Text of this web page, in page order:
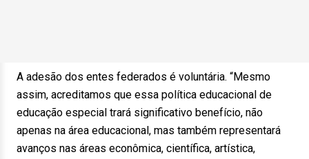
A adesão dos entes federados é voluntária. “Mesmo
assim, acreditamos que essa política educacional de
educação especial trará significativo benefício, não
apenas na área educacional, mas também representará
avanços nas áreas econômica, científica, artística,